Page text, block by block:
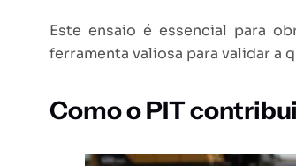
Este ensaio é essencial para
ferramenta valiosa para validar a
Como o PIT